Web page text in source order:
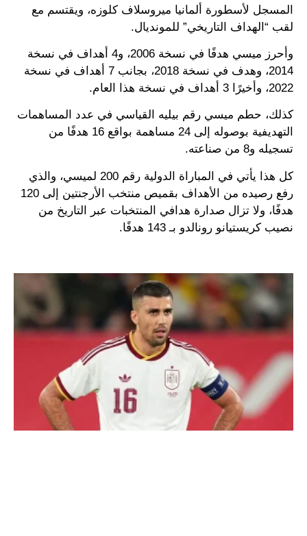
المسجل لأسطورة ألمانيا ميروسلاف كلوزه، ويقتسم مع
لقب “الهداف التاريخي” للمونديال.
وأحرز ميسي هدفًا في نسخة 2006، و4 أهداف في نسخة
2014، وهدف في نسخة 2018، بجانب 7 أهداف في نسخة
2022، وأخيرًا 3 أهداف في نسخة هذا العام.
كذلك، حطم ميسي رقم بيليه القياسي في عدد المساهمات
التهديفية بوصوله إلى 24 مساهمة بواقع 16 هدفًا من
تسجيله و8 من صناعته.
كل هذا يأتي في المباراة الدولية رقم 200 لميسي، والذي
رفع رصيده من الأهداف بقميص منتخب الأرجنتين إلى 120
هدفًا، ولا تزال صدارة هدافي المنتخبات عبر التاريخ من
نصيب كريستيانو رونالدو بـ 143 هدفًا.